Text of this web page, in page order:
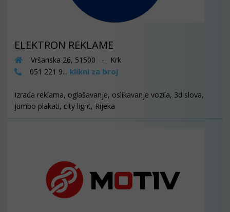
ELEKTRON REKLAME
Vršanska 26, 51500 - Krk
051 221 9... klikni za broj
Izrada reklama, oglašavanje, oslikavanje vozila, 3d slova,
jumbo plakati, city light, Rijeka